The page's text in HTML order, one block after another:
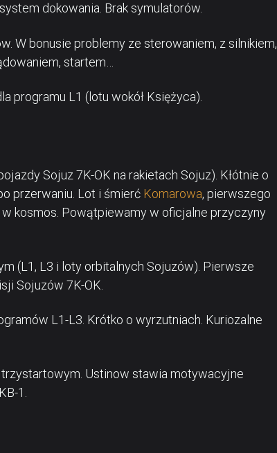
dokowania. Brak symulatorów.
W bonusie problemy ze sterowaniem, z silnikiem,
startem…
programu L1 (lotu wokół Księżyca).
Sojuz 7K-OK na rakietach Sojuz). Kłótnie o
przerwaniu. Lot i śmierć Komarowa, pierwszego
w kosmos. Powątpiewamy w oficjalne przyczyny
(L1, L3 i loty orbitalnych Sojuzów). Pierwsze
Sojuzów 7K-OK.
L1-L3. Krótko o wyrzutniach. Kuriozalne
Ustinow stawia motywacyjne
1.